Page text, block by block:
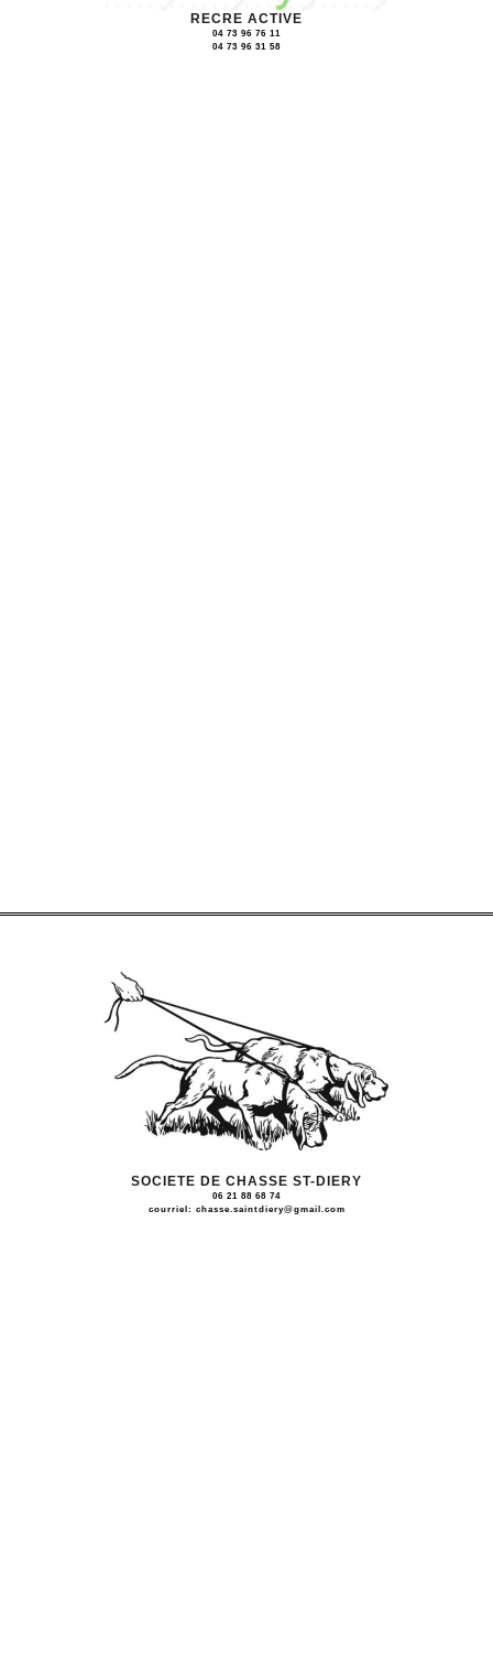
RECRE ACTIVE
04 73 96 76 11
04 73 96 31 58
SOCIETE DE CHASSE ST-DIERY
06 21 88 68 74
courriel: chasse.saintdiery@gmail.com